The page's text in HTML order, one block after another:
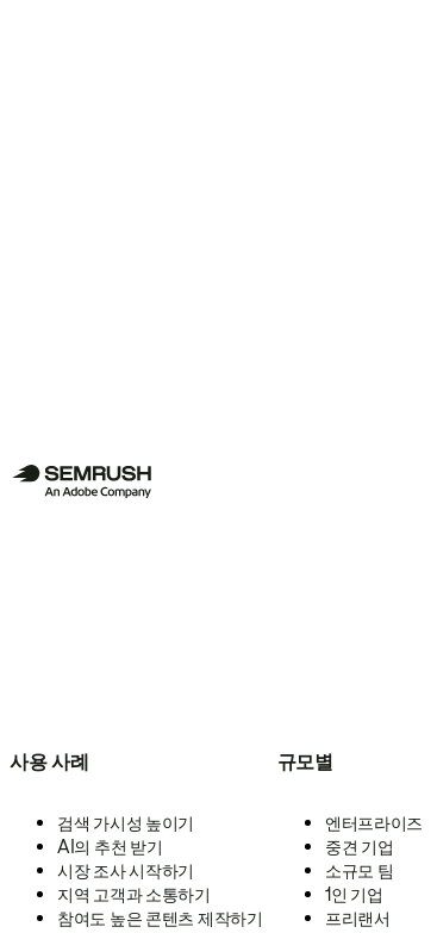
사용 사례
검색 가시성 높이기
AI의 추천 받기
시장 조사 시작하기
지역 고객과 소통하기
참여도 높은 콘텐츠 제작하기
규모별
엔터프라이즈
중견 기업
소규모 팀
1인 기업
프리랜서